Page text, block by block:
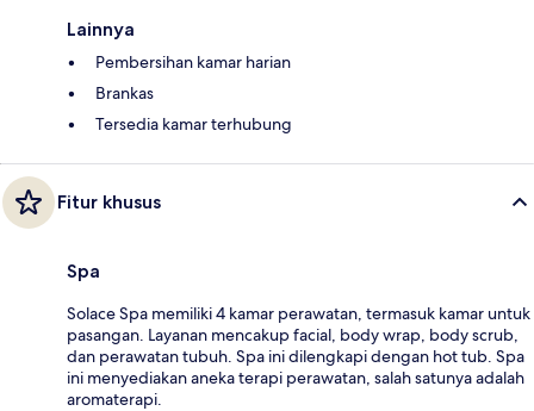
Lainnya
Pembersihan kamar harian
Brankas
Tersedia kamar terhubung
Fitur khusus
Spa
Solace Spa memiliki 4 kamar perawatan, termasuk kamar untuk
pasangan. Layanan mencakup facial, body wrap, body scrub,
dan perawatan tubuh. Spa ini dilengkapi dengan hot tub. Spa
ini menyediakan aneka terapi perawatan, salah satunya adalah
aromaterapi.